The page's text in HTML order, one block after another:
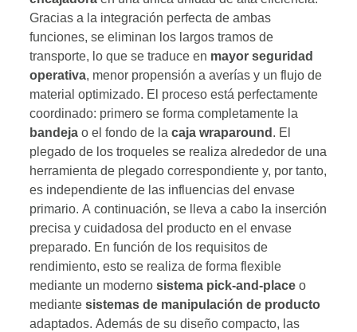
Gracias a la integración perfecta de ambas
funciones, se eliminan los largos tramos de
transporte, lo que se traduce en mayor seguridad
operativa, menor propensión a averías y un flujo de
material optimizado. El proceso está perfectamente
coordinado: primero se forma completamente la
bandejao el fondo de la caja wraparound . El
plegado de los troqueles se realiza alrededor de una
herramienta de plegado correspondiente y, por tanto,
es independiente de las influencias del envase
primario. A continuación, se lleva a cabo la inserción
precisa y cuidadosa del producto en el envase
preparado. En función de los requisitos de
rendimiento, esto se realiza de forma flexible
mediante un moderno sistema pick-and-placeo
mediante sistemas de manipulación de producto
adaptados. Además de su diseño compacto, las